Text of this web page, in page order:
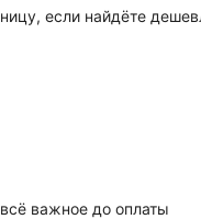
если найдёте
важное до оплаты